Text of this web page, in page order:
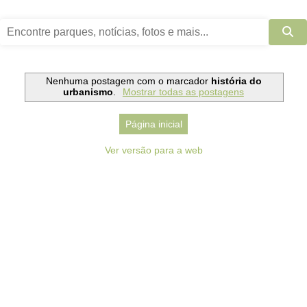
Nenhuma postagem com o marcador história do
urbanismo. Mostrar todas as postagens
Página inicial
Ver versão para a web